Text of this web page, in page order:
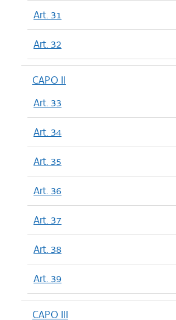
Art. 31
Art. 32
CAPO II
Art. 33
Art. 34
Art. 35
Art. 36
Art. 37
Art. 38
Art. 39
CAPO III